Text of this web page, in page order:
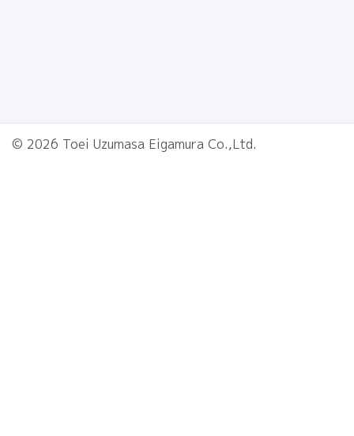
© 2026 Toei Uzumasa Eigamura Co.,Ltd.